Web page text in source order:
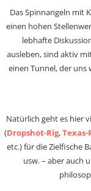
Das Spinnangeln mit
einen hohen
lebhafte
ausleben, sind aktiv
einen Tunnel, der uns
Natürlich geht es hier
(Dropshot-Rig,Texas-
etc.) für die Zielfische
usw. – aber auch